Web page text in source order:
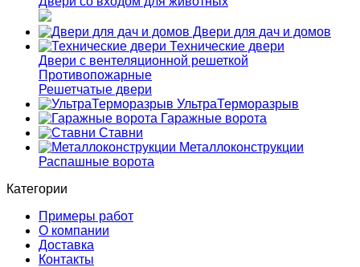
Двери для дач и домов
Технические двери
Двери с вентеляционной решеткой
Противопожарные
Решетчатые двери
УльтраТерморазрыв
Гаражные ворота
Ставни
Металлоконструкции
Распашные ворота
Категории
Примеры работ
О компании
Доставка
Контакты